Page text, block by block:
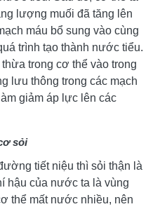
lượng muối đã tăng lên
máu bổ sung vào cùng
trình tạo thành nước tiểu.
trong cơ thể vào trong
lưu thông trong các mạch
giảm áp lực lên các
sỏi
tiết niệu thì sỏi thận là
hậu của nước ta là vùng
thể mất nước nhiều, nên